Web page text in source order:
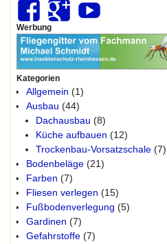
Werbung
Kategorien
Allgemein (1)
Ausbau (44)
Dachausbau (8)
Küche aufbauen (12)
Trockenbau-Vorsatzschale(7)
Bodenbeläge(21)
Farben (7)
Fliesen verlegen (15)
Fußbodenverlegung (5)
Gardinen (7)
Gefahrstoffe(7)